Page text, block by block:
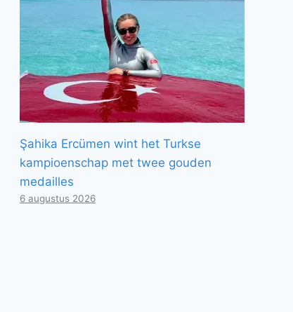
Şahika Ercümen wint het Turkse
kampioenschap met twee gouden
medailles
6 augustus 2026